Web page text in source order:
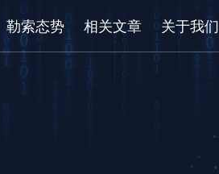
勒索态势 相关文章 关于我们